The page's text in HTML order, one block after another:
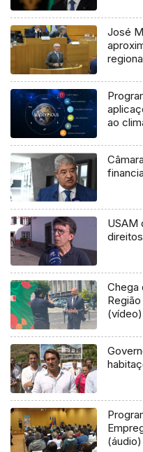
José
ao
USAM
Chega
(vídeo)
(áudio)